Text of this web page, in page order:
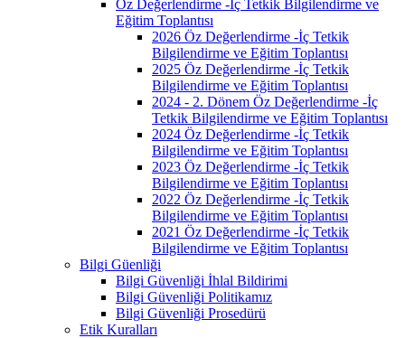
Öz Değerlendirme -İç Tetkik Bilgilendirme ve
Eğitim Toplantısı
2026 Öz Değerlendirme -İç Tetkik
Bilgilendirme ve Eğitim Toplantısı
2025 Öz Değerlendirme -İç Tetkik
Bilgilendirme ve Eğitim Toplantısı
2024 - 2. Dönem Öz Değerlendirme -İç
Tetkik Bilgilendirme ve Eğitim Toplantısı
2024 Öz Değerlendirme -İç Tetkik
Bilgilendirme ve Eğitim Toplantısı
2023 Öz Değerlendirme -İç Tetkik
Bilgilendirme ve Eğitim Toplantısı
2022 Öz Değerlendirme -İç Tetkik
Bilgilendirme ve Eğitim Toplantısı
2021 Öz Değerlendirme -İç Tetkik
Bilgilendirme ve Eğitim Toplantısı
Bilgi Güenliği
Bilgi Güvenliği İhlal Bildirimi
Bilgi Güvenliği Politikamız
Bilgi Güvenliği Prosedürü
Etik Kuralları